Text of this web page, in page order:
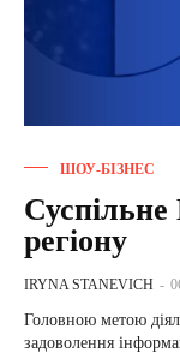
ШОУ-БІЗНЕС
регіону
IRYNA STANEVICH -
Головною метою
задоволення